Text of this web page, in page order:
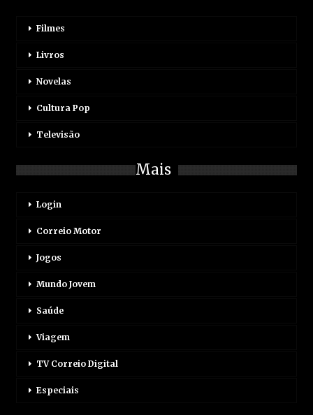
Filmes
Livros
Novelas
Cultura Pop
Televisão
Mais
Login
Correio Motor
Jogos
Mundo Jovem
Saúde
Viagem
TV Correio Digital
Especiais